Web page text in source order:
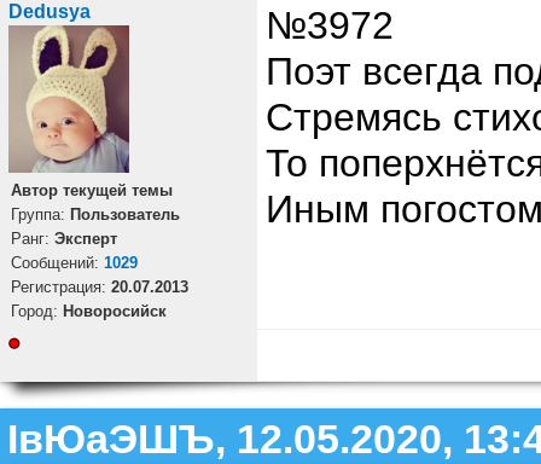
Dedusya
Автор текущей темы
Группа: Пользователь
Ранг: Эксперт
Cообщений: 1029
Регистрация: 20.07.2013
Город: Новоросийск
№3972
Поэт всегда
Стремясь
То
Иным
ІвЮаЭШЪ, 12.05.2020,